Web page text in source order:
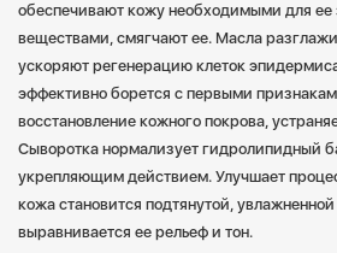
обеспечивают кожу необходимыми для ее
веществами, смягчают ее. Масла
ускоряют регенерацию клеток
эффективно борется с первыми
восстановление кожного покрова,
Сыворотка нормализует гидролипидный
укрепляющим действием. Улучшает
кожа становится подтянутой,
выравнивается ее рельеф и тон.